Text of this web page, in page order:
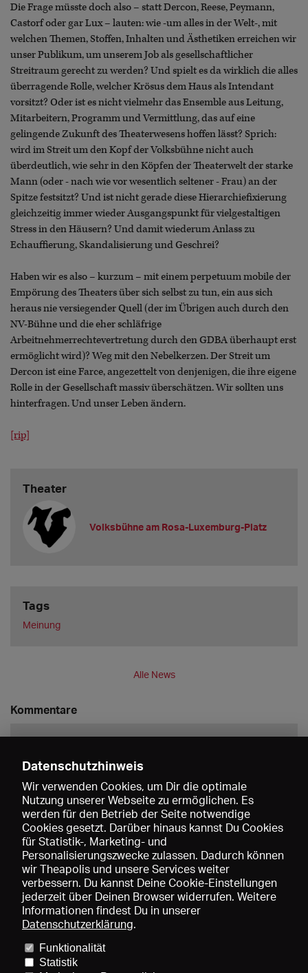
Die Frage müsste doch also – statt Dercon, Reese, Peymann,
Castorf oder gar Lux – lauten: wie -um alles in der Welt-, mit
welchen Themen, Stoffen, Inhalten und Ästhetiken erreichen wir
unser Publikum, um unserem Job als gesellschaftlicher
Streitraum gerecht zu werden? Und spielt es da wirklich die alles
überragende Rolle, welcher Krösus dem Haus als Intendant
vorsitzt? Oder ist es nicht vielmehr das Ensemble aus Leitung,
Mitarbeitern, Programm und Vermittlung, das auf eine
gelingende Zukunft des Theaterwesens hoffen lässt? Sprich:
wird im Streit um den Kopf der Volksbühne nicht auch
überdeutlich, wie sehr in den Köpfen der Theaterwelt der starke
Mann (oder - nach wie vor wesentlich seltener - Frau) an der
Spitze festsitzt? Und ist nicht gerade diese Hierarchiefixierung
gleichzeitig immer wieder Ausgangspunkt für vielgestaltigen
Stress in den Häusern? Und damit wiederum Anlass zu
Echauffierung, Skandalisierung und Geschrei?
Haben wir es also – kurzum – mit einem perpetuum mobile der
Empörung des Theaters über sich selbst zu tun, ein aus sich
heraus nie versiegender Quell (der im Übrigen auch durch den
NV-Bühne und die eher schläfrige
Arbeitnehmerrechtevertretung durch den GDBA überhaupt erst
ermöglicht wird)? Weg mit den Nebelkerzen. Der Streit um
Dercon ist eine Farce, angezettelt von denjenigen, die ihre eigene
Rolle in der Gesellschaft massiv überschätzen. Wir sollten uns
hinterfragen. Und unser Leben ändern.
[rip]
Theater
Volksbühne am Rosa-Luxemburg-Platz
Tags
Meinung
Alle News
Kommentare
Speichern
Preise und Mitgliedschaften
Datenschutzhinweis
Wir verwenden Cookies, um Dir die optimale
Nutzung unserer Webseite zu ermöglichen. Es
werden für den Betrieb der Seite notwendige
Cookies gesetzt. Darüber hinaus kannst Du Cookies
für Statistik-, Marketing- und
Personalisierungszwecke zulassen. Dadurch können
wir Theapolis und unsere Services weiter
verbessern. Du kannst Deine Cookie-Einstellungen
jederzeit über Deinen Browser widerrufen. Weitere
Informationen findest Du in unserer
Datenschutzerklärung.
Funktionalität
Statistik